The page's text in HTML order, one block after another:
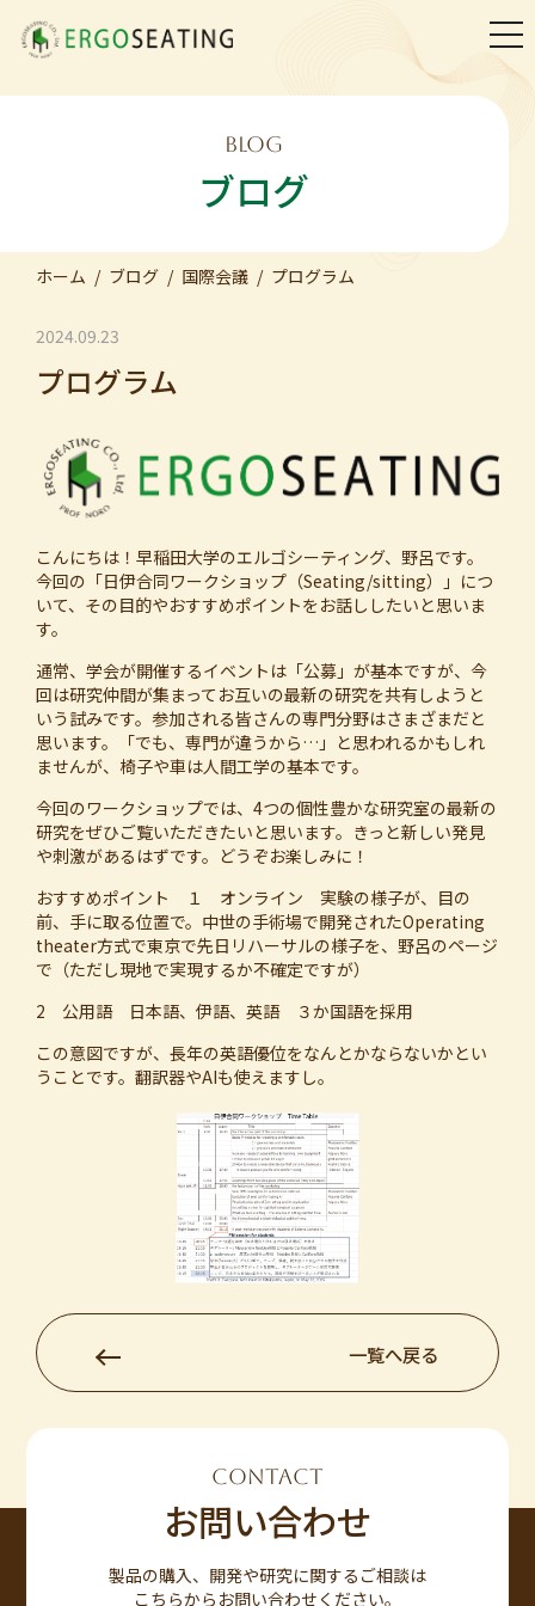
BLOG
ブログ
ホーム ブログ 国際会議 プログラム
2024.09.23
プログラム
こんにちは！早稲田大学のエルゴシーティング、野呂です。
今回の「日伊合同ワークショップ（Seating/sitting）」につ
いて、その目的やおすすめポイントをお話ししたいと思いま
す。
通常、学会が開催するイベントは「公募」が基本ですが、今
回は研究仲間が集まってお互いの最新の研究を共有しようと
いう試みです。参加される皆さんの専門分野はさまざまだと
思います。「でも、専門が違うから…」と思われるかもしれ
ませんが、椅子や車は人間工学の基本です。
今回のワークショップでは、4つの個性豊かな研究室の最新の
研究をぜひご覧いただきたいと思います。きっと新しい発見
や刺激があるはずです。どうぞお楽しみに！
おすすめポイント １ オンライン 実験の様子が、目の
前、手に取る位置で。中世の手術場で開発されたOperating
theater方式で東京で先日リハーサルの様子を、野呂のページ
で（ただし現地で実現するか不確定ですが）
2 公用語 日本語、伊語、英語 ３か国語を採用
この意図ですが、長年の英語優位をなんとかならないかとい
うことです。翻訳器やAIも使えますし。
一覧へ戻る
CONTACT
お問い合わせ
製品の購入、開発や研究に関するご相談は
こちらからお問い合わせください。